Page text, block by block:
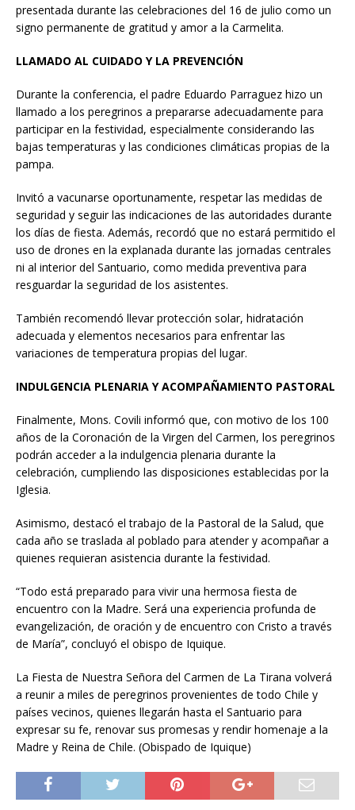
presentada durante las celebraciones del 16 de julio como un
signo permanente de gratitud y amor a la Carmelita.
LLAMADO AL CUIDADO Y LA PREVENCIÓN
Durante la conferencia, el padre Eduardo Parraguez hizo un
llamado a los peregrinos a prepararse adecuadamente para
participar en la festividad, especialmente considerando las
bajas temperaturas y las condiciones climáticas propias de la
pampa.
Invitó a vacunarse oportunamente, respetar las medidas de
seguridad y seguir las indicaciones de las autoridades durante
los días de fiesta. Además, recordó que no estará permitido el
uso de drones en la explanada durante las jornadas centrales
ni al interior del Santuario, como medida preventiva para
resguardar la seguridad de los asistentes.
También recomendó llevar protección solar, hidratación
adecuada y elementos necesarios para enfrentar las
variaciones de temperatura propias del lugar.
INDULGENCIA PLENARIA Y ACOMPAÑAMIENTO PASTORAL
Finalmente, Mons. Covili informó que, con motivo de los 100
años de la Coronación de la Virgen del Carmen, los peregrinos
podrán acceder a la indulgencia plenaria durante la
celebración, cumpliendo las disposiciones establecidas por la
Iglesia.
Asimismo, destacó el trabajo de la Pastoral de la Salud, que
cada año se traslada al poblado para atender y acompañar a
quienes requieran asistencia durante la festividad.
“Todo está preparado para vivir una hermosa fiesta de
encuentro con la Madre. Será una experiencia profunda de
evangelización, de oración y de encuentro con Cristo a través
de María”, concluyó el obispo de Iquique.
La Fiesta de Nuestra Señora del Carmen de La Tirana volverá
a reunir a miles de peregrinos provenientes de todo Chile y
países vecinos, quienes llegarán hasta el Santuario para
expresar su fe, renovar sus promesas y rendir homenaje a la
Madre y Reina de Chile. (Obispado de Iquique)